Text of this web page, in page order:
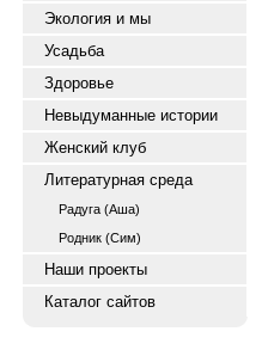
Экология и мы
Усадьба
Здоровье
Невыдуманные истории
Женский клуб
Литературная среда
Радуга (Аша)
Родник (Сим)
Наши проекты
Каталог сайтов